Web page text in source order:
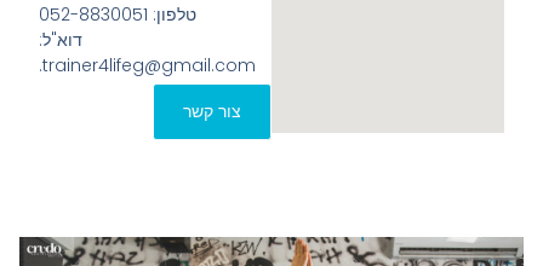
טלפון: 052-8830051
דוא"ל:
trainer4lifeg@gmail.com.
צור קשר